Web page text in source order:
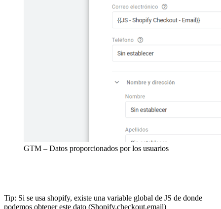
GTM – Datos proporcionados por los usuarios
Tip: Si se usa shopify, existe una variable global de JS de donde
podemos obtener este dato (Shopify.checkout.email)